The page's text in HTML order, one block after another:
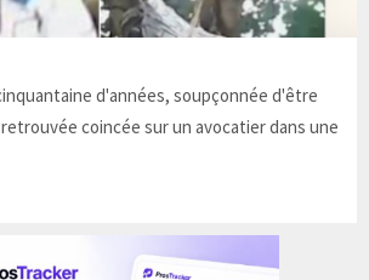
d'années, soupçonnée d'être
coincée sur un avocatier dans une